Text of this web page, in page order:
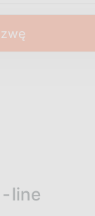
line